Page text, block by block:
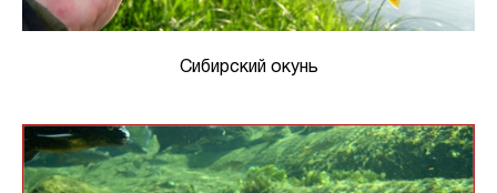
Сибирский окунь